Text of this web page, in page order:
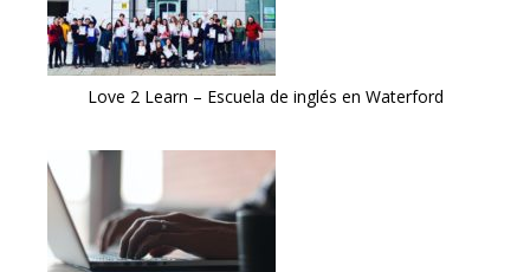
Love 2 Learn – Escuela de inglés en Waterford